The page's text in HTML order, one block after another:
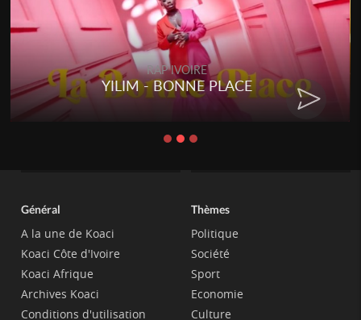
RAP IVOIRE
YILIM - BONNE PLACE
Général
A la une de Koaci
Koaci Côte d'Ivoire
Koaci Afrique
Archives Koaci
Conditions d'utilisation
Thèmes
Politique
Société
Sport
Economie
Culture